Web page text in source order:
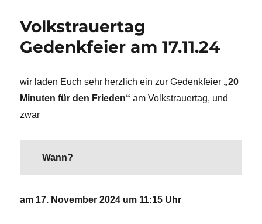
Volkstrauertag
Gedenkfeier am 17.11.24
wir laden Euch sehr herzlich ein zur Gedenkfeier „20
Minuten für den Frieden“ am Volkstrauertag, und
zwar
Wann?
am 17. November 2024 um 11:15 Uhr